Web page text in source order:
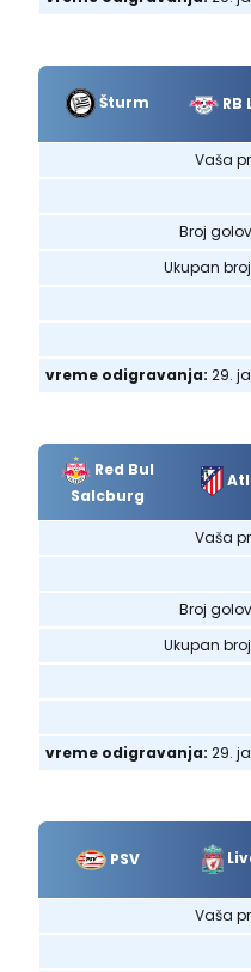
Šturm RB
Vaša
Broj
Ukupan
vreme odigravanja: 29.
Red Bul
Salcburg
Vaša
Broj
Ukupan
vreme odigravanja: 29.
PSV
Vaša